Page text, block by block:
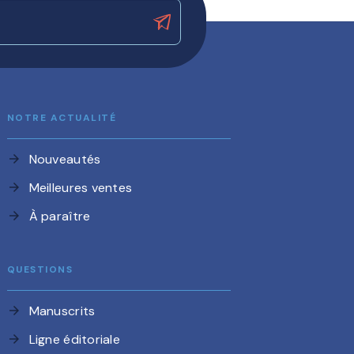
NOTRE ACTUALITÉ
arrow_forward Nouveautés
arrow_forward Meilleures ventes
arrow_forward À paraître
QUESTIONS
arrow_forward Manuscrits
arrow_forward Ligne éditoriale